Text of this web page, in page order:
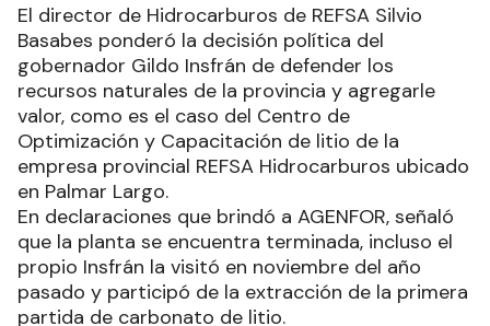
El director de Hidrocarburos de REFSA Silvio
Basabes ponderó la decisión política del
gobernador Gildo Insfrán de defender los
recursos naturales de la provincia y agregarle
valor, como es el caso del Centro de
Optimización y Capacitación de litio de la
empresa provincial REFSA Hidrocarburos ubicado
en Palmar Largo.
En declaraciones que brindó a AGENFOR, señaló
que la planta se encuentra terminada, incluso el
propio Insfrán la visitó en noviembre del año
pasado y participó de la extracción de la primera
partida de carbonato de litio.